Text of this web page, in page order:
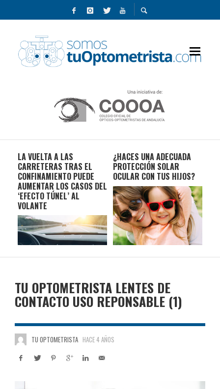
LA VUELTA A LAS
CARRETERAS TRAS EL
CONFINAMIENTO PUEDE
AUMENTAR LOS CASOS DEL
‘EFECTO TÚNEL’ AL
VOLANTE
¿HACES UNA ADECUADA
PROTECCIÓN SOLAR
OCULAR CON TUS HIJOS?
TU OPTOMETRISTA LENTES DE
CONTACTO USO REPONSABLE (1)
TU OPTOMETRISTA HACE 4 AÑOS